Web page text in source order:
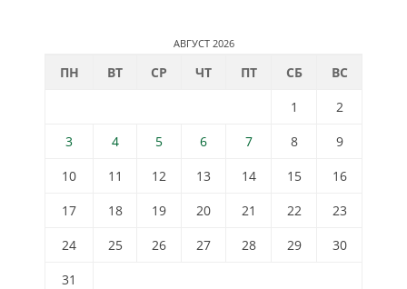
АВГУСТ 2026
ПН ВТ СР ЧТ ПТ СБ
ВС
1
2
3
4 5 6 7 8
9
10
11 12 13 14 15
16
17
18 19 20 21 22
23
24
25 26 27 28 29
30
31